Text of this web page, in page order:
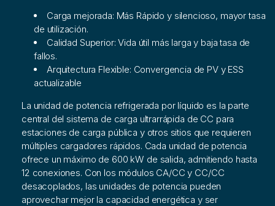
Carga mejorada: Más Rápido y silencioso, mayor tasa
de utilización.
Calidad Superior:Vida útil más larga y baja tasa de
fallos.
Arquitectura Flexible: Convergencia de PV y ESS
actualizable
La unidad de potencia refrigerada por líquido es la parte
central del sistema de carga ultrarrápida de CC para
estaciones de carga pública y otros sitios que requieren
múltiples cargadores rápidos. Cada unidad de potencia
ofrece un máximo de 600 kW de salida, admitiendo hasta
12 conexiones. Con los módulos CA/CC y CC/CC
desacoplados, las unidades de potencia pueden
aprovechar mejor la capacidad energética y ser